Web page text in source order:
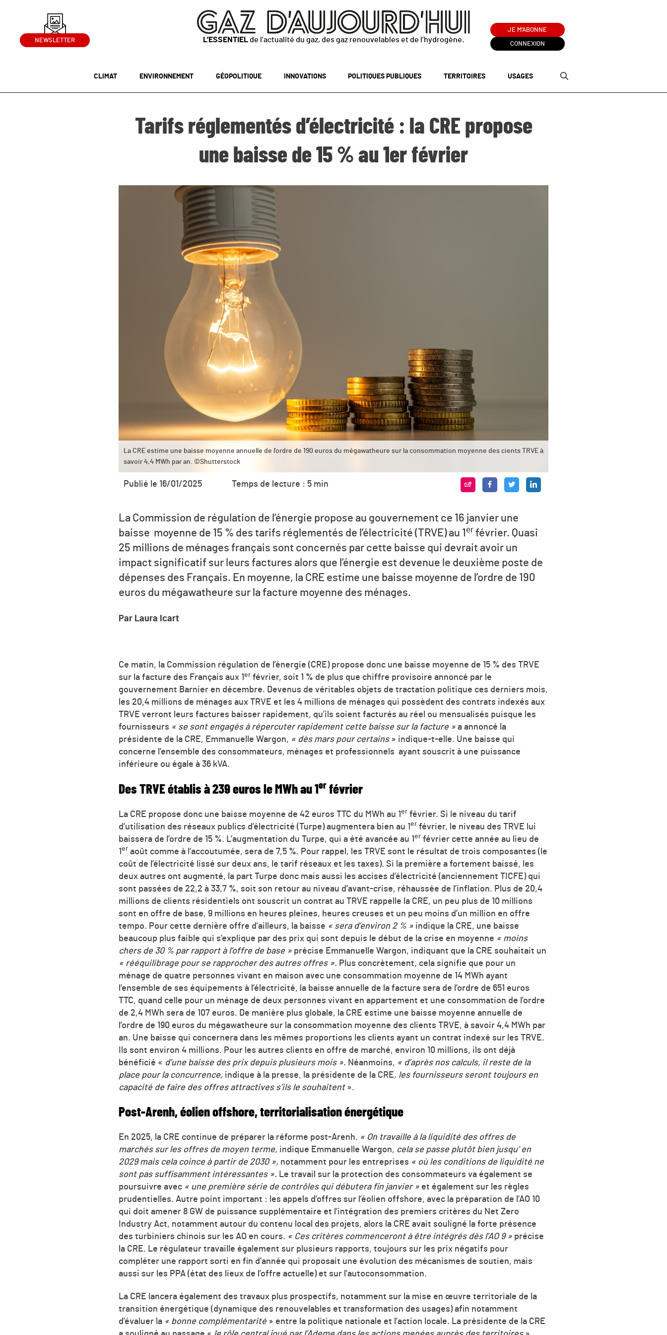
NEWSLETTER L’ESSENTIEL de l’actualité du gaz, des gaz renouvelables et de l’hydrogène.
JE M'ABONNE
CONNEXION
CLIMAT ENVIRONNEMENT GÉOPOLITIQUE INNOVATIONS POLITIQUES PUBLIQUES TERRITOIRES USAGES
Tarifs réglementés d’électricité : la CRE propose
une baisse de 15 % au 1er février
La CRE estime une baisse moyenne annuelle de l’ordre de 190 euros du mégawatheure sur la consommation moyenne des cients TRVE à
savoir 4,4 MWh par an. ©Shutterstock
Publié le 16/01/2025 Temps de lecture : 5 min
La Commission de régulation de l’énergie propose au gouvernement ce 16 janvier une
baisse moyenne de 15 % des tarifs réglementés de l’électricité (TRVE) au 1 er février. Quasi
25 millions de ménages français sont concernés par cette baisse qui devrait avoir un
impact significatif sur leurs factures alors que l’énergie est devenue le deuxième poste de
dépenses des Français. En moyenne, la CRE estime une baisse moyenne de l’ordre de 190
euros du mégawatheure sur la facture moyenne des ménages.
Par Laura Icart
Ce matin, la Commission régulation de l’énergie (CRE) propose donc une baisse moyenne de 15 % des TRVE
sur la facture des Français aux 1 er février, soit 1 % de plus que chiffre provisoire annoncé par le
gouvernement Barnier en décembre. Devenus de véritables objets de tractation politique ces derniers mois,
les 20,4 millions de ménages aux TRVE et les 4 millions de ménages qui possèdent des contrats indexés aux
TRVE verront leurs factures baisser rapidement, qu’ils soient facturés au réel ou mensualisés puisque les
fournisseurs « se sont engagés à répercuter rapidement cette baisse sur la facture » a annoncé la
présidente de la CRE, Emmanuelle Wargon, « dès mars pour certains» indique-t-elle. Une baisse qui
concerne l’ensemble des consommateurs, ménages et professionnels ayant souscrit à une puissance
inférieure ou égale à 36 kVA.
Des TRVE établis à 239 euros le MWh au 1 er février
La CRE propose donc une baisse moyenne de 42 euros TTC du MWh au 1er février. Si le niveau du tarif
d’utilisation des réseaux publics d’électricité (Turpe) augmentera bien au 1er février, le niveau des TRVE lui
baissera de l’ordre de 15 %. L’augmentation du Turpe, qui a été avancée au 1er février cette année au lieu de
1er août comme à l’accoutumée, sera de 7,5 %. Pour rappel, les TRVE sont le résultat de trois composantes (le
coût de l’électricité lissé sur deux ans, le tarif réseaux et les taxes). Si la première a fortement baissé, les
deux autres ont augmenté, la part Turpe donc mais aussi les accises d’électricité (anciennement TICFE) qui
sont passées de 22,2 à 33,7 %, soit son retour au niveau d’avant-crise, réhaussée de l’inflation. Plus de 20,4
millions de clients résidentiels ont souscrit un contrat au TRVE rappelle la CRE, un peu plus de 10 millions
sont en offre de base, 9 millions en heures pleines, heures creuses et un peu moins d’un million en offre
tempo. Pour cette dernière offre d’ailleurs, la baisse « sera d’environ 2 % » indique la CRE, une baisse
beaucoup plus faible qui s’explique par des prix qui sont depuis le début de la crise en moyenne « moins
chers de 30 % par rapport à l’offre de base » précise Emmanuelle Wargon, indiquant que la CRE souhaitait un
« rééquilibrage pour se rapprocher des autres offres ». Plus concrètement, cela signifie que pour un
ménage de quatre personnes vivant en maison avec une consommation moyenne de 14 MWh ayant
l’ensemble de ses équipements à l’électricité, la baisse annuelle de la facture sera de l’ordre de 651 euros
TTC, quand celle pour un ménage de deux personnes vivant en appartement et une consommation de l’ordre
de 2,4 MWh sera de 107 euros. De manière plus globale, la CRE estime une baisse moyenne annuelle de
l’ordre de 190 euros du mégawatheure sur la consommation moyenne des clients TRVE, à savoir 4,4 MWh par
an. Une baisse qui concernera dans les mêmes proportions les clients ayant un contrat indexé sur les TRVE.
Ils sont environ 4 millions. Pour les autres clients en offre de marché, environ 10 millions, ils ont déjà
bénéficié « d’une baisse des prix depuis plusieurs mois ». Néanmoins, « d’après nos calculs, il reste de la
place pour la concurrence, indique à la presse, la présidente de la CRE, les fournisseurs seront toujours en
capacité de faire des offres attractives s’ils le souhaitent».
Post-Arenh, éolien offshore, territorialisation énergétique
En 2025, la CRE continue de préparer la réforme post-Arenh. « On travaille à la liquidité des offres de
marchés sur les offres de moyen terme, indique Emmanuelle Wargon, cela se passe plutôt bien jusqu’ en
2029 mais cela coince à partir de 2030 », notamment pour les entreprises « où les conditions de liquidité ne
sont pas suffisamment intéressantes ». Le travail sur la protection des consommateurs va également se
poursuivre avec « une première série de contrôles qui débutera fin janvier » et également sur les règles
prudentielles. Autre point important : les appels d’offres sur l’éolien offshore, avec la préparation de l’AO 10
qui doit amener 8 GW de puissance supplémentaire et l’intégration des premiers critères du Net Zero
Industry Act, notamment autour du contenu local des projets, alors la CRE avait souligné la forte présence
des turbiniers chinois sur les AO en cours. « Ces critères commenceront à être intégrés dès l’AO 9 » précise
la CRE. Le régulateur travaille également sur plusieurs rapports, toujours sur les prix négatifs pour
compléter une rapport sorti en fin d’année qui proposait une évolution des mécanismes de soutien, mais
aussi sur les PPA (état des lieux de l’offre actuelle) et sur l’autoconsommation.
La CRE lancera également des travaux plus prospectifs, notamment sur la mise en œuvre territoriale de la
transition énergétique (dynamique des renouvelables et transformation des usages) afin notamment
d’évaluer la « bonne complémentarité » entre la politique nationale et l’action locale. La présidente de la CRE